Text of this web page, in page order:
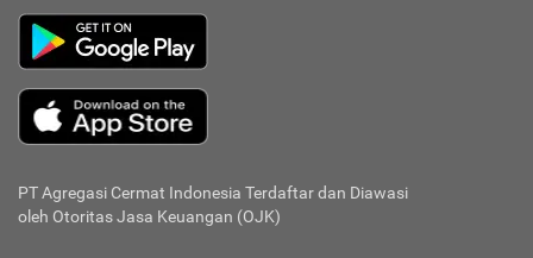
PT Agregasi Cermat Indonesia Terdaftar dan Diawasi
oleh Otoritas Jasa Keuangan (OJK)